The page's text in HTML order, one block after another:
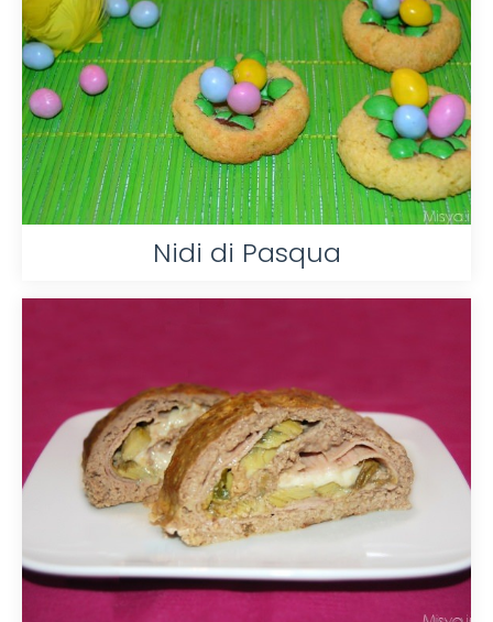
Nidi di Pasqua